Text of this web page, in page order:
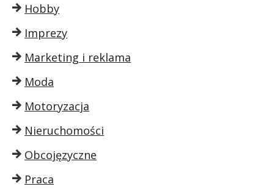
Hobby
Imprezy
Marketing i reklama
Moda
Motoryzacja
Nieruchomości
Obcojęzyczne
Praca